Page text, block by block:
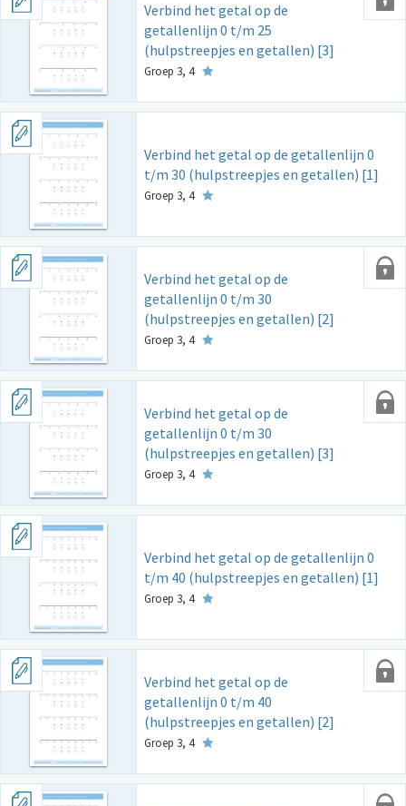
Verbind het getal op de
getallenlijn 0 t/m 25
(hulpstreepjes en getallen) [3]
Groep 3, 4
Verbind het getal op de getallenlijn 0
t/m 30 (hulpstreepjes en getallen) [1]
Groep 3, 4
Verbind het getal op de
getallenlijn 0 t/m 30
(hulpstreepjes en getallen) [2]
Groep 3, 4
Verbind het getal op de
getallenlijn 0 t/m 30
(hulpstreepjes en getallen) [3]
Groep 3, 4
Verbind het getal op de getallenlijn 0
t/m 40 (hulpstreepjes en getallen) [1]
Groep 3, 4
Verbind het getal op de
getallenlijn 0 t/m 40
(hulpstreepjes en getallen) [2]
Groep 3, 4